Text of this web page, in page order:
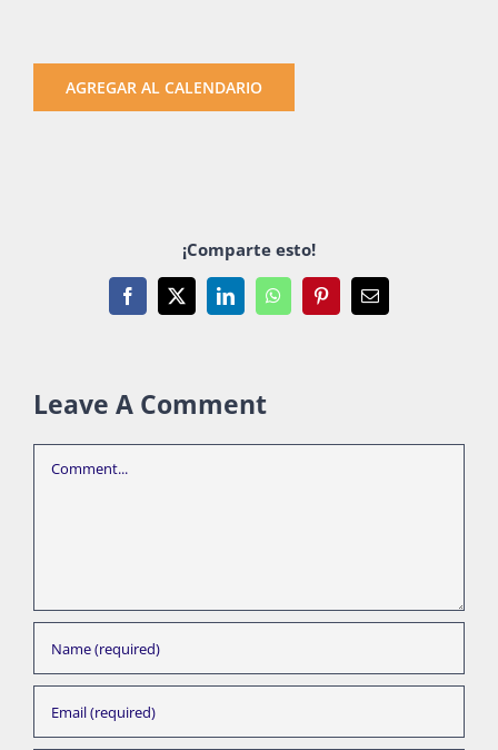
AGREGAR AL CALENDARIO
¡Comparte esto!
Facebook
X LinkedInWhatsAppPinterestEmail
Leave A Comment
Comment